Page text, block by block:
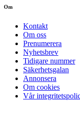
Om
Kontakt
Om oss
Prenumerera
Nyhetsbrev
Tidigare nummer
Säkerhetsgalan
Annonsera
Om cookies
Vår